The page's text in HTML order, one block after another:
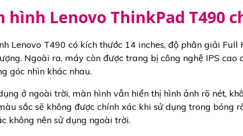
hình Lenovo ThinkPad T490
Lenovo T490 có kích thước 14 inches, độ phân giải
Ngoài ra, máy còn được trang bị công nghệ IPS
góc nhìn khác nhau.
ở ngoài trời, màn hình vẫn hiển thị hình ảnh rõ nét,
sắc sẽ không được chính xác khi sử dụng trong bóng
không nên sử dụng ngoài trời.